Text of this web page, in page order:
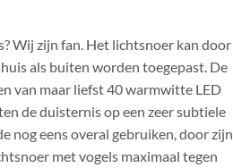
Wij zijn fan. Het lichtsnoer kan door
als buiten worden toegepast. De
van maar liefst 40 warmwitte LED
de duisternis op een zeer subtiele
nog eens overal gebruiken, door zijn
met vogels maximaal tegen